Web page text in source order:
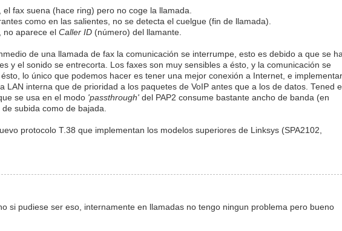
fax suena (hace ring) pero no coge la llamada.
como en las salientes, no se detecta el cuelgue (fin de llamada).
no aparece el Caller ID (número) del llamante.
de una llamada de fax la comunicación se interrumpe, esto es debido a que se
y el sonido se entrecorta. Los faxes son muy sensibles a ésto, y la comunicación se
lo único que podemos hacer es tener una mejor conexión a Internet, e implementar
LAN interna que de prioridad a los paquetes de VoIP antes que a los de datos. Tened
se usa en el modo 'passthrough' del PAP2 consume bastante ancho de banda (en
subida como de bajada.
protocolo T.38 que implementan los modelos superiores de Linksys (SPA2102,
si pudiese ser eso, internamente en llamadas no tengo ningun problema pero bueno